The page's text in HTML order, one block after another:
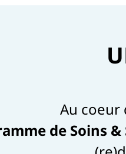
Au coeur
de Soins